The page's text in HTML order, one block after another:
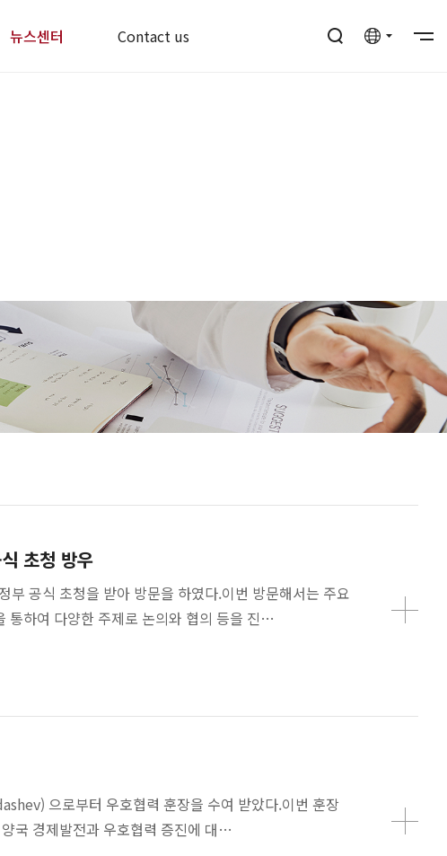
뉴스센터 Contact us
초청 방우
공식 초청을 받아 방문을 하였다.이번 방문해서는 주요
통하여 다양한 주제로 논의와 협의 등을 진…
으로부터 우호협력 훈장을 수여 받았다.이번 훈장
국 경제발전과 우호협력 증진에 대…